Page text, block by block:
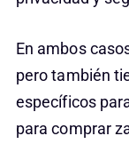
En ambos
pero también
específicos
para comprar